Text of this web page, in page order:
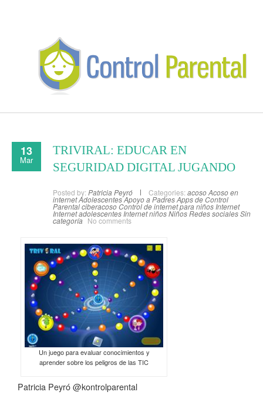
13
Mar
TRIVIRAL: EDUCAR EN
SEGURIDAD DIGITAL JUGANDO
Posted by: Patricia Peyró Categories: acosoAcoso en
internetAdolescentesApoyo a PadresApps de Control
ParentalciberacosoControl de internet para niños Internet
Internet adolescentes Internet niñosNiñosRedes socialesSin
categoría No comments
Un juego para evaluar conocimientos y
aprender sobre los peligros de las TIC
Patricia Peyró @kontrolparental